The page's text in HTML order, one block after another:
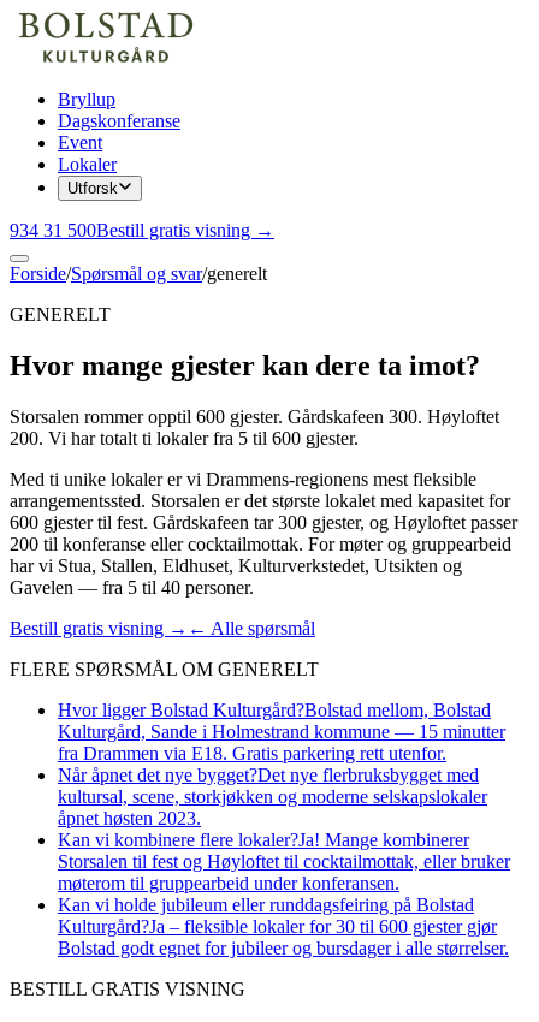
Bryllup
Dagskonferanse
Event
Lokaler
Utforsk
934 31 500Bestill gratis visning →
Forside/Spørsmål og svar/generelt
GENERELT
Hvor mange gjester kan dere ta imot?
Storsalen rommer opptil 600 gjester. Gårdskafeen 300. Høyloftet
200. Vi har totalt ti lokaler fra 5 til 600 gjester.
Med ti unike lokaler er vi Drammens-regionens mest fleksible
arrangementssted. Storsalen er det største lokalet med kapasitet for
600 gjester til fest. Gårdskafeen tar 300 gjester, og Høyloftet passer
200 til konferanse eller cocktailmottak. For møter og gruppearbeid
har vi Stua, Stallen, Eldhuset, Kulturverkstedet, Utsikten og
Gavelen — fra 5 til 40 personer.
Bestill gratis visning → ← Alle spørsmål
FLERE SPØRSMÅL OM GENERELT
Hvor ligger Bolstad Kulturgård?Bolstad mellom, Bolstad
Kulturgård, Sande i Holmestrand kommune — 15 minutter
fra Drammen via E18. Gratis parkering rett utenfor.
Når åpnet det nye bygget?Det nye flerbruksbygget med
kultursal, scene, storkjøkken og moderne selskapslokaler
åpnet høsten 2023.
Kan vi kombinere flere lokaler?Ja! Mange kombinerer
Storsalen til fest og Høyloftet til cocktailmottak, eller bruker
møterom til gruppearbeid under konferansen.
Kan vi holde jubileum eller runddagsfeiring på Bolstad
Kulturgård?Ja – fleksible lokaler for 30 til 600 gjester gjør
Bolstad godt egnet for jubileer og bursdager i alle størrelser.
BESTILL GRATIS VISNING